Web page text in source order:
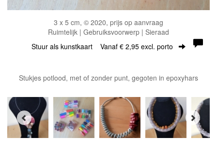
3 x 5 cm, © 2020, prijs op aanvraag
Ruimtelijk | Gebruiksvoorwerp | Sieraad
Stuur als kunstkaart Vanaf € 2,95 excl. porto
Stukjes potlood, met of zonder punt, gegoten in epoxyhars